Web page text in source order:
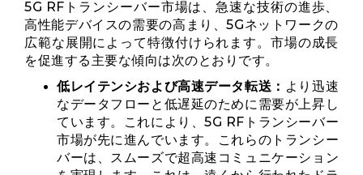
5G RFトランシーバー市場は、急速な技術の進歩、
高性能デバイスの需要の高まり、5Gネットワ​​ークの
広範な展開によって特徴付けられます。市場の成長
を促進する主要な傾向は次のとおりです。
低レイテンシおよび高速データ転送： より迅速
なデータフローと低遅延のために需要が上昇し
ています。これにより、5G RFトランシーバー
市場が先に進んでいます。これらのトランシー
バーは、スムーズで超高速コミュニケーション